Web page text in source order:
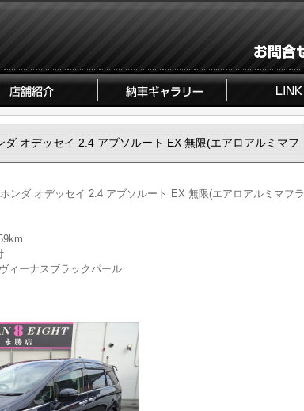
ダ オデッセイ 2.4 アブソルート EX 無限(エアロアルミマフ
ンダ オデッセイ 2.4 アブソルート EX 無限(エアロアルミマフラ
ィーナスブラックパール